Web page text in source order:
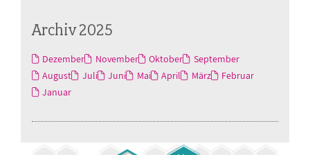
Archiv 2025
Dezember November Oktober
September
August
Juli Juni Mai April März
Februar
Januar